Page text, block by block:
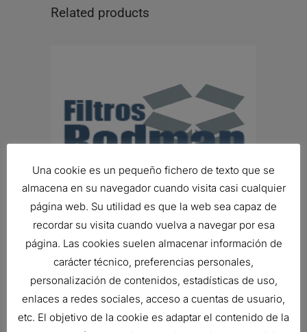
Related products
FILTRO DE AIRE, FWG CYCLOPAC
479,17€
Ref:G100003
Una cookie es un pequeño fichero de texto que se
almacena en su navegador cuando visita casi cualquier
página web. Su utilidad es que la web sea capaz de
recordar su visita cuando vuelva a navegar por esa
página. Las cookies suelen almacenar información de
carácter técnico, preferencias personales,
personalización de contenidos, estadísticas de uso,
enlaces a redes sociales, acceso a cuentas de usuario,
etc. El objetivo de la cookie es adaptar el contenido de la